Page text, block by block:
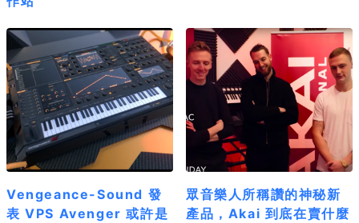
Vengeance-Sound 發
表 VPS Avenger 或許是
眾音樂人所稱讚的神秘新
產品，Akai 到底在賣什麼